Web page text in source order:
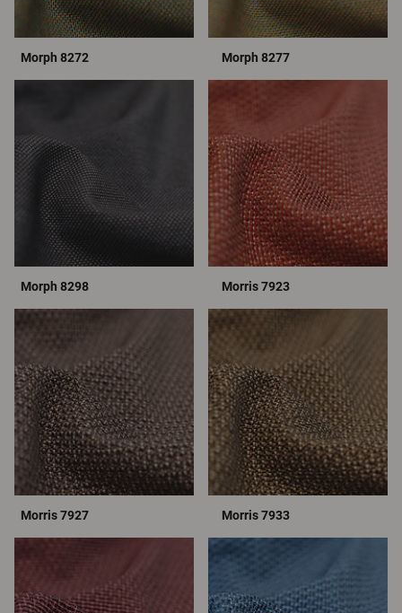
Morph 8272 Morph 8277
Morph 8298 Morris 7923
Morris 7927 Morris 7933